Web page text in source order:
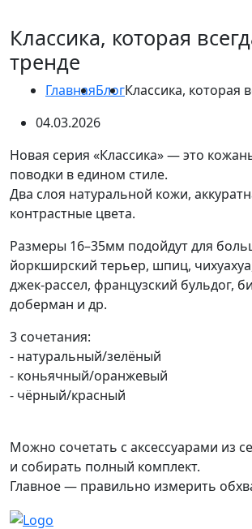
Классика, которая
тренде
ГлавнаяБлогКлассика, которая
04.03.2026
Новая серия «Классика» — это
поводки в едином стиле.
Два слоя натуральной кожи,
контрастные цвета.
Размеры 16–35мм подойдут для
йоркширский терьер, шпиц,
джек-рассел, французский бульдог,
доберман и др.
3 сочетания:
- натуральный/зелёный
- коньячный/оранжевый
- чёрный/красный
Можно сочетать с аксессуарами из
и собирать полный комплект.
Главное — правильно измерить